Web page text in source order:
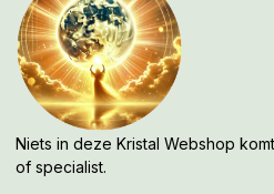
Niets in deze Kristal Webshop
of specialist.